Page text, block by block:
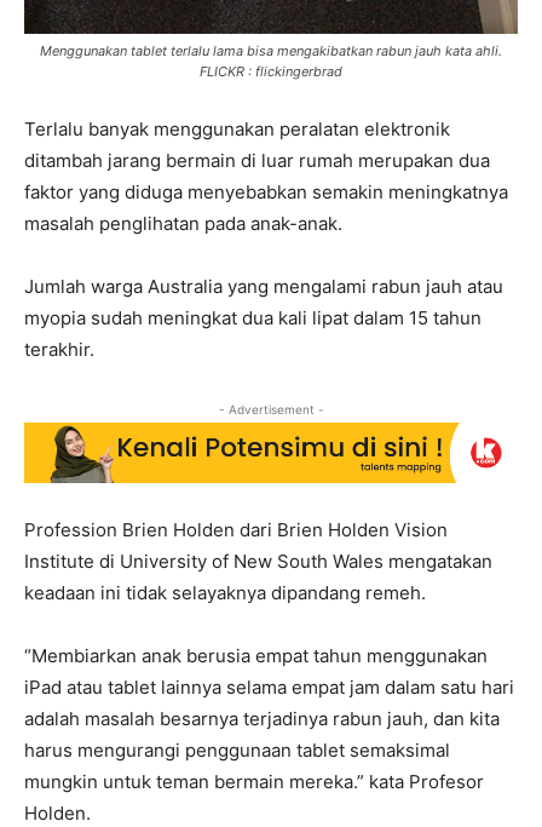
Menggunakan tablet terlalu lama bisa mengakibatkan rabun jauh kata ahli.
FLICKR : flickingerbrad
Terlalu banyak menggunakan peralatan elektronik
ditambah jarang bermain di luar rumah merupakan dua
faktor yang diduga menyebabkan semakin meningkatnya
masalah penglihatan pada anak-anak.
Jumlah warga Australia yang mengalami rabun jauh atau
myopia sudah meningkat dua kali lipat dalam 15 tahun
terakhir.
- Advertisement -
Profession Brien Holden dari Brien Holden Vision
Institute di University of New South Wales mengatakan
keadaan ini tidak selayaknya dipandang remeh.
“Membiarkan anak berusia empat tahun menggunakan
iPad atau tablet lainnya selama empat jam dalam satu hari
adalah masalah besarnya terjadinya rabun jauh, dan kita
harus mengurangi penggunaan tablet semaksimal
mungkin untuk teman bermain mereka.” kata Profesor
Holden.